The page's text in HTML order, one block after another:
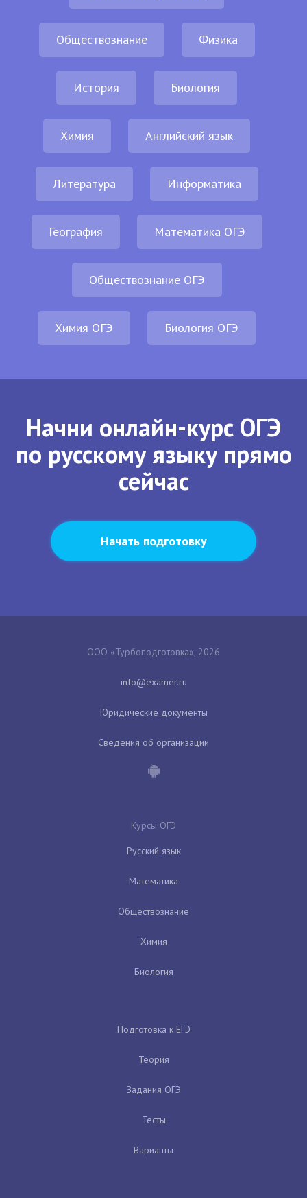
Обществознание Физика
История Биология
Химия Английский язык
Литература Информатика
География Математика ОГЭ
Обществознание ОГЭ
Химия ОГЭ Биология ОГЭ
Начни онлайн-курс ОГЭ
по русскому языку прямо
сейчас
Начать подготовку
ООО «Турбоподготовка», 2026
Юридические документы
Сведения об организации
Курсы ОГЭ
Русский язык
Математика
Обществознание
Химия
Биология
Подготовка к ЕГЭ
Теория
Задания ОГЭ
Тесты
Варианты